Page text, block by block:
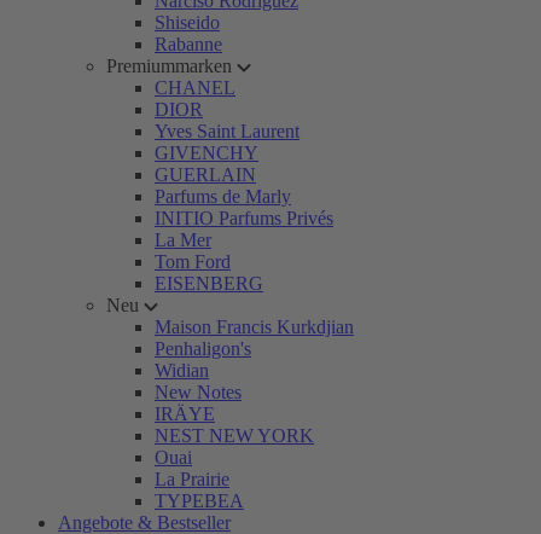
Shiseido
Rabanne
Premiummarken
CHANEL
DIOR
Yves Saint Laurent
GIVENCHY
GUERLAIN
Parfums de Marly
INITIO Parfums Privés
La Mer
Tom Ford
EISENBERG
Neu
Maison Francis Kurkdjian
Penhaligon's
Widian
New Notes
IRÄYE
NEST NEW YORK
Ouai
La Prairie
TYPEBEA
Angebote & Bestseller